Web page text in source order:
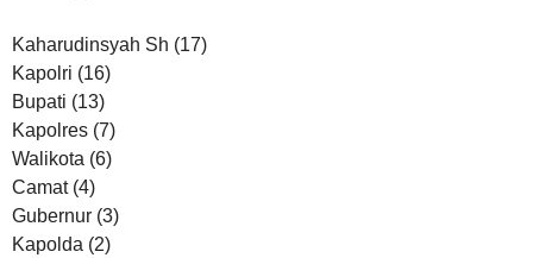
Kaharudinsyah Sh (17)
Kapolri (16)
Bupati (13)
Kapolres (7)
Walikota (6)
Camat (4)
Gubernur (3)
Kapolda (2)